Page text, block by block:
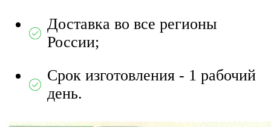
Доставка во все регионы
России;
Срок изготовления - 1 рабочий
день.